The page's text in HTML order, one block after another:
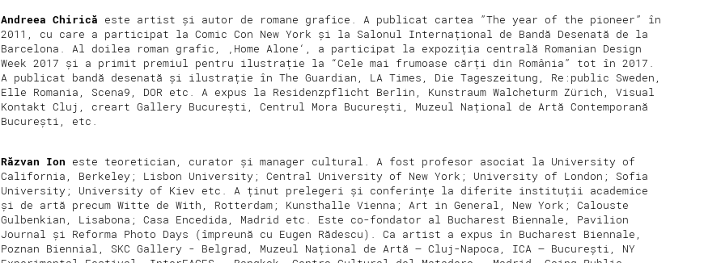
Andreea Chirică este artist și autor de romane grafice. A publicat cartea ”The year of the pioneer” în
2011, cu care a participat la Comic Con New York și la Salonul Internațional de Bandă Desenată de la
Barcelona. Al doilea roman grafic, ‚Home Alone‘, a participat la expoziția centrală Romanian Design
Week 2017 și a primit premiul pentru ilustrație la “Cele mai frumoase cărți din România” tot în 2017.
A publicat bandă desenată și ilustrație în The Guardian, LA Times, Die Tageszeitung, Re:public Sweden,
Elle Romania, Scena9, DOR etc. A expus la Residenzpflicht Berlin, Kunstraum Walcheturm Zürich, Visual
Kontakt Cluj, creart Gallery București, Centrul Mora București, Muzeul Național de Artă Contemporană
București, etc.
Răzvan Ion este teoretician, curator și manager cultural. A fost profesor asociat la University of
California, Berkeley; Lisbon University; Central University of New York; University of London; Sofia
University; University of Kiev etc. A ținut prelegeri și conferințe la diferite instituții academice
și de artă precum Witte de With, Rotterdam; Kunsthalle Vienna; Art in General, New York; Calouste
Gulbenkian, Lisabona; Casa Encedida, Madrid etc. Este co-fondator al Bucharest Biennale, Pavilion
Journal și Reforma Photo Days (împreună cu Eugen Rădescu). Ca artist a expus în Bucharest Biennale,
Poznan Biennial, SKC Gallery - Belgrad, Muzeul Național de Artă – Cluj-Napoca, ICA – București, NY